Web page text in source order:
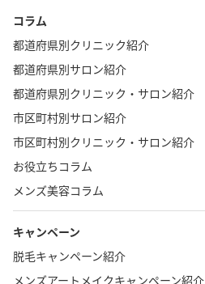
コラム
都道府県別クリニック紹介
都道府県別サロン紹介
都道府県別クリニック・サロン紹介
市区町村別サロン紹介
市区町村別クリニック・サロン紹介
お役立ちコラム
メンズ美容コラム
キャンペーン
脱毛キャンペーン紹介
メンズアートメイクキャンペーン紹介